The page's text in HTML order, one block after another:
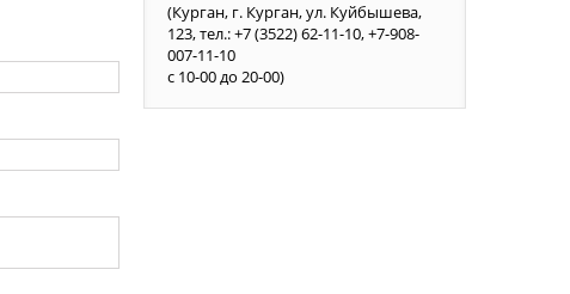
(Курган, г. Курган, ул. Куйбышева,
123, тел.: +7 (3522) 62-11-10, +7-908-
007-11-10
с 10-00 до 20-00)